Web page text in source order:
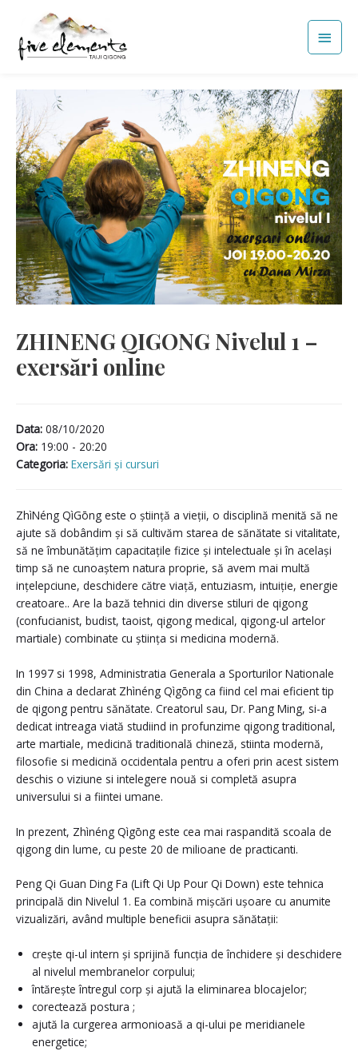
content
Main
ZHINENG QIGONG Nivelul 1 –
exersări online
Data: 08/10/2020
Ora: 19:00 - 20:20
Categoria: Exersări și cursuri
ZhìNéng QìGōng este o știință a vieții, o disciplină menită să ne
ajute să dobândim și să cultivăm starea de sănătate si vitalitate,
să ne îmbunătățim capacitațile fizice și intelectuale și în același
timp să ne cunoaștem natura proprie, să avem mai multă
ințelepciune, deschidere către viață, entuziasm, intuiție, energie
creatoare.. Are la bază tehnici din diverse stiluri de qigong
(confucianist, budist, taoist, qigong medical, qigong-ul artelor
martiale) combinate cu știința si medicina modernă.
In 1997 si 1998, Administratia Generala a Sporturilor Nationale
din China a declarat Zhìnéng Qìgōng ca fiind cel mai eficient tip
de qigong pentru sănătate. Creatorul sau, Dr. Pang Ming, si-a
dedicat intreaga viată studiind in profunzime qigong traditional,
arte martiale, medicină traditională chineză, stiinta modernă,
filosofie si medicină occidentala pentru a oferi prin acest sistem
deschis o viziune si intelegere nouă si completă asupra
universului si a fiintei umane.
In prezent, Zhìnéng Qìgōng este cea mai raspandită scoala de
qigong din lume, cu peste 20 de milioane de practicanti.
Peng Qi Guan Ding Fa (Lift Qi Up Pour Qi Down) este tehnica
principală din Nivelul 1. Ea combină mișcări ușoare cu anumite
vizualizări, având multiple beneficii asupra sănătații:
crește qi-ul intern și sprijină funcția de închidere și deschidere
al nivelul membranelor corpului;
întărește întregul corp și ajută la eliminarea blocajelor;
corectează postura ;
ajută la curgerea armonioasă a qi-ului pe meridianele
energetice;